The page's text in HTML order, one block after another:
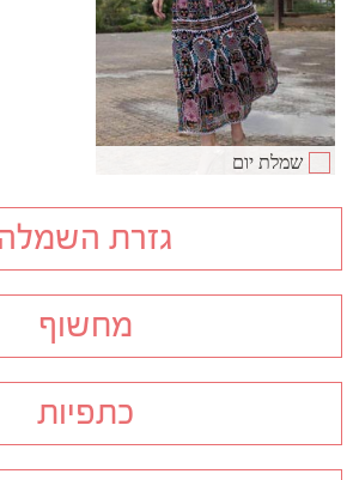
שמלת יום
גזרת השמלה
מחשוף
כתפיות